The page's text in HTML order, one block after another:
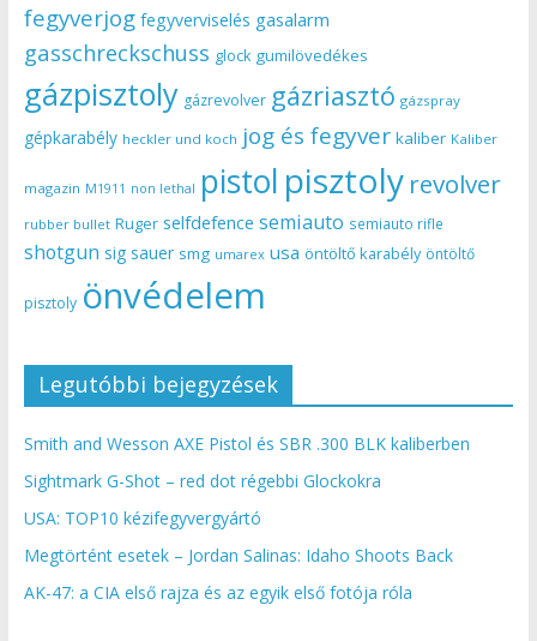
fegyverjog fegyverviselés gasalarm
gasschreckschuss glock gumilövedékes
gázpisztoly gázrevolver gázriasztó gázspray
gépkarabély heckler und koch jog és fegyver kaliber Kaliber
magazin M1911 non lethal pistol pisztoly revolver
rubber bullet Ruger selfdefence semiauto semiauto rifle
shotgun sig sauer smg umarex usa öntöltő karabély öntöltő
pisztoly önvédelem
Legutóbbi bejegyzések
Smith and Wesson AXE Pistol és SBR .300 BLK kaliberben
Sightmark G-Shot – red dot régebbi Glockokra
USA: TOP10 kézifegyvergyártó
Megtörtént esetek – Jordan Salinas: Idaho Shoots Back
AK-47: a CIA első rajza és az egyik első fotója róla